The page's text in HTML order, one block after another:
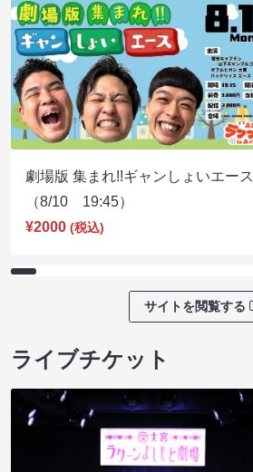
劇場版 集まれ!!ギャンしょいエース
（8/10 19:45）
¥2000 (税込)
サイトを閲覧する
ライブチケット